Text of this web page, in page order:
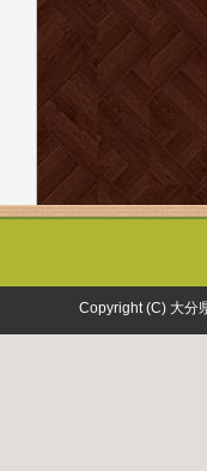
Copyright (C) 大分